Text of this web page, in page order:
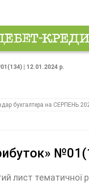
| 12.01.2024 р.
бухгалтера на СЕРПЕНЬ
лист тематичної